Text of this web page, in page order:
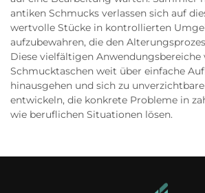
antiken Schmucks verlassen sich auf
wertvolle Stücke in kontrollierten
aufzubewahren, die den
Diese vielfältigen Anwendungsbereiche
Schmucktaschen weit über einfache
hinausgehen und sich zu
entwickeln, die konkrete Probleme in
wie beruflichen Situationen lösen.